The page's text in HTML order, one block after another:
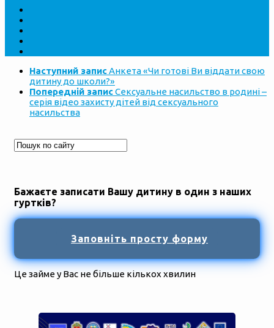
Наступний записАнкета «Чи готові Ви віддати свою
дитину до школи?»
Попередній записСексуальне насильство в родині –
серія відео захисту дітей від сексуального
насильства
Бажаєте записати Вашу дитину в один з наших
гуртків?
Заповніть просту форму
Це займе у Вас не більше кількох хвилин